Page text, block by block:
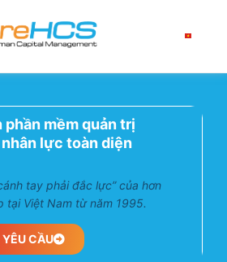
phần mềm quản trị
lực toàn diện
tay phải đắc lực” của
tại Việt Nam từ năm 1995.
CẦU